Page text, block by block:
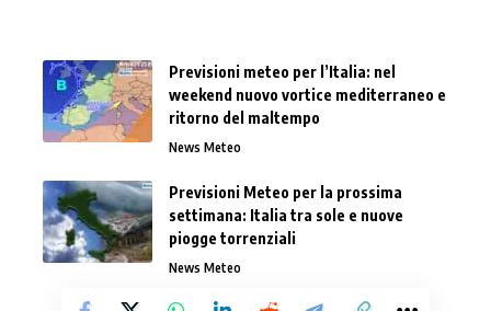
Previsioni meteo per l’Italia: nel
weekend nuovo vortice mediterraneo e
ritorno del maltempo
News Meteo
Previsioni Meteo per la prossima
settimana: Italia tra sole e nuove
piogge torrenziali
News Meteo